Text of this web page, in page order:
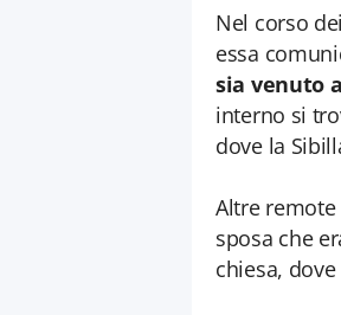
Nel corso
essa
sia venuto
interno si
dove la
Altre
sposa che
chiesa,